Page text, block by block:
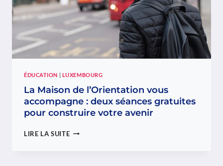
FUTURS
APPRENTIS
AU
LUXEMBOURG
ÉDUCATION | LUXEMBOURG
La Maison de l’Orientation vous
accompagne : deux séances gratuites
pour construire votre avenir
LIRE LA SUITELA